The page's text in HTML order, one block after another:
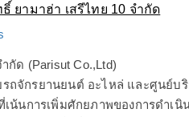
ยามาฮ่า เสรีไทย 10 จำกัด
กัด (Parisut Co.,Ltd)
ถจักรยานยนต์ อะไหล่ และศูนย์บ
เน้นการเพิ่มศักยภาพของการดำเ